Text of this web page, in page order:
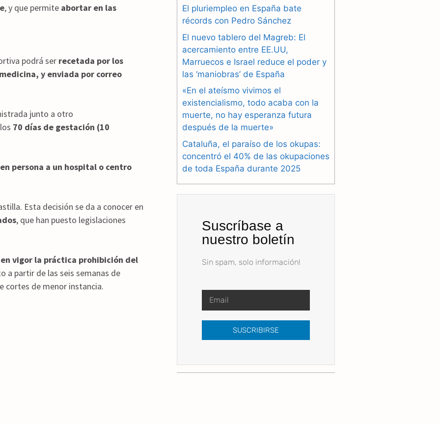
, y que permite abortar en las
podrá ser recetada por los
y enviada por correo
junto a otro
70 días de gestación (10
persona a un hospital o centro
Esta decisión se da a conocer en
, que han puesto legislaciones
vigor la práctica prohibición del
a partir de las seis semanas de
cortes de menor instancia.
b
o
o
k
g
r
a
m
s
A
p
p
El pluriempleo en España bate
récords con Pedro Sánchez
El nuevo tablero del Magreb: El
acercamiento entre EE.UU,
Marruecos e Israel reduce el poder y
las ‘maniobras’ de España
«En el ateísmo vivimos el
existencialismo, todo acaba con la
muerte, no hay esperanza futura
después de la muerte»
Cataluña, el paraíso de los okupas:
concentró el 40% de las okupaciones
de toda España durante 2025
Suscríbase a
nuestro boletín
Sin spam, solo información!
SUSCRIBIRSE